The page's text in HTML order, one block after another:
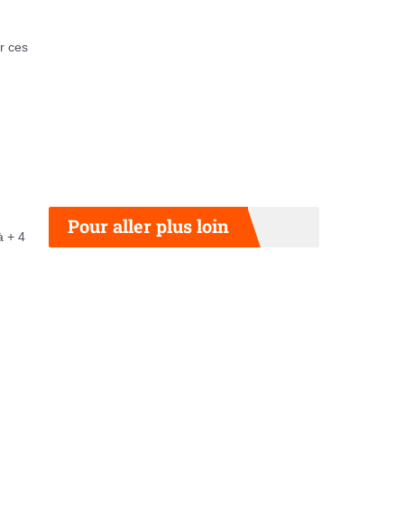
ces
+ 4 Pour aller plus loin